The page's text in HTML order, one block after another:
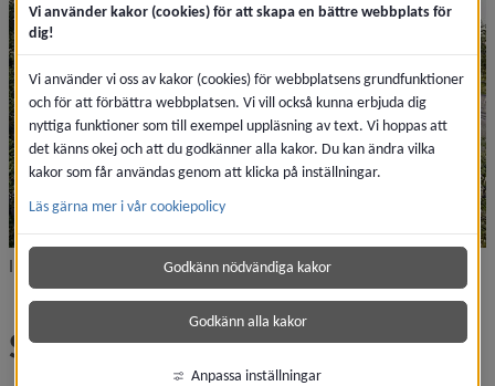
Illustration: Tyréns
Stöcke skola och förskola
Vi använder kakor (cookies) för att skapa en bättre webbplats för
dig!
Vi använder vi oss av kakor (cookies) för webbplatsens grundfunktioner
och för att förbättra webbplatsen. Vi vill också kunna erbjuda dig
nyttiga funktioner som till exempel uppläsning av text. Vi hoppas att
det känns okej och att du godkänner alla kakor. Du kan ändra vilka
kakor som får användas genom att klicka på inställningar.
Läs gärna mer i vår cookiepolicy
Godkänn nödvändiga kakor
Godkänn alla kakor
Anpassa inställningar